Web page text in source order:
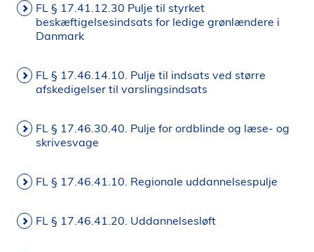
FL § 17.41.12.30 Pulje til styrket
beskæftigelsesindsats for ledige grønlændere i
Danmark
FL § 17.46.14.10. Pulje til indsats ved større
afskedigelser til varslingsindsats
FL § 17.46.30.40. Pulje for ordblinde og læse- og
skrivesvage
FL § 17.46.41.10. Regionale uddannelsespulje
FL § 17.46.41.20. Uddannelsesløft